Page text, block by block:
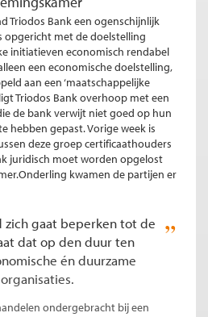
Triodos Bank een ogenschijnlijk
opgericht met de doelstelling
initiatieven economisch rendabel
een economische doelstelling,
aan een ‘maatschappelijke
Triodos Bank overhoop met een
de bank verwijt niet goed op hun
hebben gepast. Vorige week is
deze groep certificaathouders
juridisch moet worden opgelost
kwamen de partijen er
zich gaat beperken tot de
dat op den duur ten
én duurzame
ondergebracht bij een